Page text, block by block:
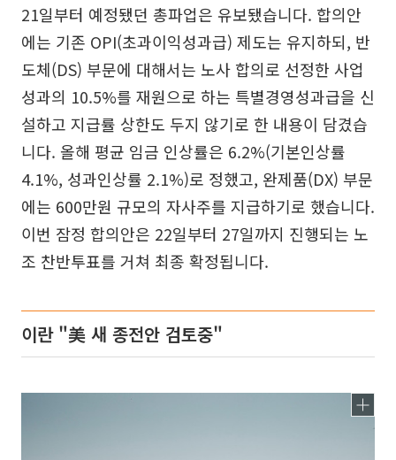
21일부터 예정됐던 총파업은 유보됐습니다. 합의안
에는 기존 OPI(초과이익성과급) 제도는 유지하되, 반
도체(DS) 부문에 대해서는 노사 합의로 선정한 사업
성과의 10.5%를 재원으로 하는 특별경영성과급을 신
설하고 지급률 상한도 두지 않기로 한 내용이 담겼습
니다. 올해 평균 임금 인상률은 6.2%(기본인상률
4.1%, 성과인상률 2.1%)로 정했고, 완제품(DX) 부문
에는 600만원 규모의 자사주를 지급하기로 했습니다.
이번 잠정 합의안은 22일부터 27일까지 진행되는 노
조 찬반투표를 거쳐 최종 확정됩니다.
이란 "美 새 종전안 검토중"